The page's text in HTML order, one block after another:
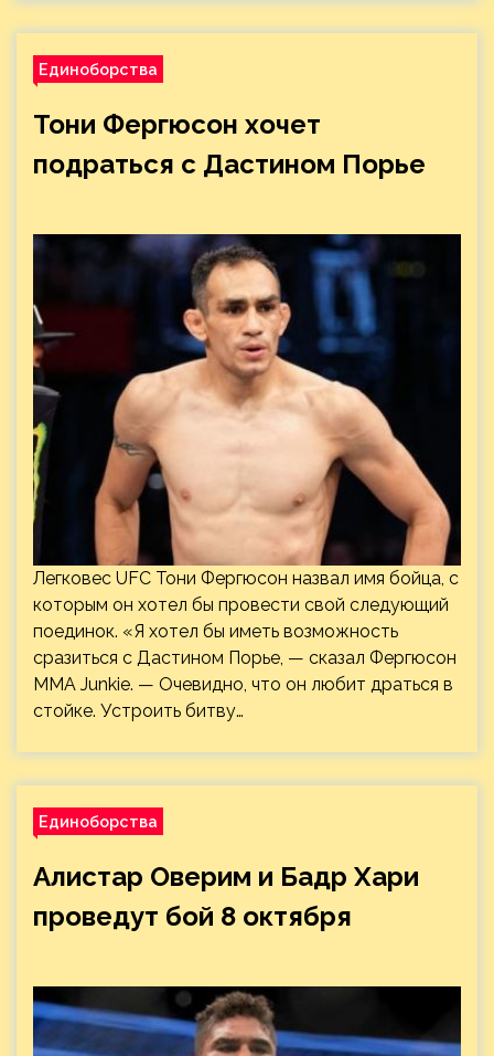
Единоборства
Тони Фергюсон хочет
подраться с Дастином Порье
Легковес UFC Тони Фергюсон назвал имя бойца, с
которым он хотел бы провести свой следующий
поединок. «Я хотел бы иметь возможность
сразиться с Дастином Порье, — сказал Фергюсон
MMA Junkie. — Очевидно, что он любит драться в
стойке. Устроить битву…
Единоборства
Алистар Оверим и Бадр Хари
проведут бой 8 октября